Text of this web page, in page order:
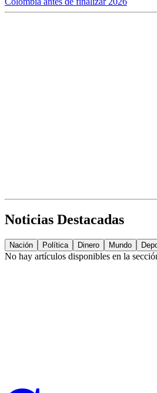
Noticias Destacadas
Nación Política Dinero Mundo
No hay artículos disponibles en la